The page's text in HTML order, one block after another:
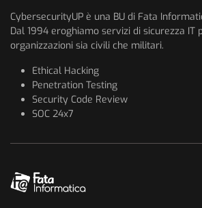
CybersecurityUP è una BU di Fata
Dal 1994 eroghiamo servizi di sicurezza IT
organizzazioni sia civili che militari.
Ethical Hacking
Penetration Testing
Security Code Review
SOC 24x7